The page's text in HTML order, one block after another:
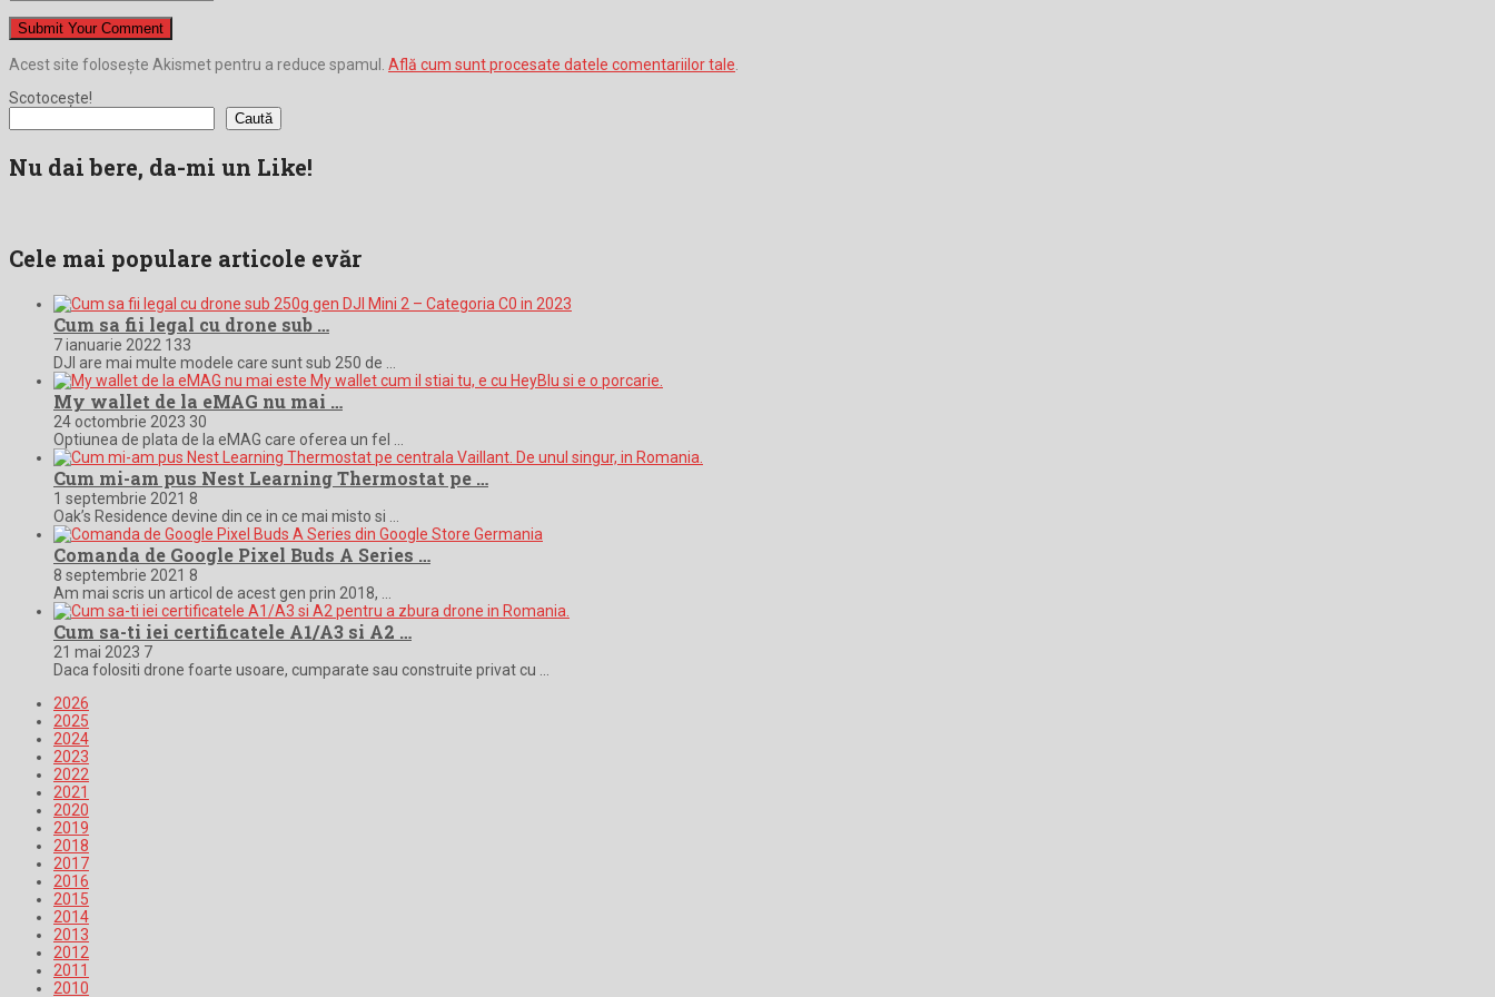
Acest site folosește Akismet pentru a reduce spamul. Află cum sunt procesate datele comentariilor tale
Scotocește!
Caută
Nu dai bere, da-mi un Like!
Cele mai populare articole evăr
Cum sa fii legal cu drone sub …
7 ianuarie 2022 133
DJI are mai multe modele care sunt sub 250 de …
My wallet de la eMAG nu mai …
24 octombrie 2023 30
Optiunea de plata de la eMAG care oferea un fel …
Cum mi-am pus Nest Learning Thermostat pe …
1 septembrie 2021 8
Oak’s Residence devine din ce in ce mai misto si …
Comanda de Google Pixel Buds A Series …
8 septembrie 2021 8
Am mai scris un articol de acest gen prin 2018, …
Cum sa-ti iei certificatele A1/A3 si A2 …
21 mai 2023 7
Daca folositi drone foarte usoare, cumparate sau construite privat cu …
2026
2025
2024
2023
2022
2021
2020
2019
2018
2017
2016
2015
2014
2013
2012
2011
2010